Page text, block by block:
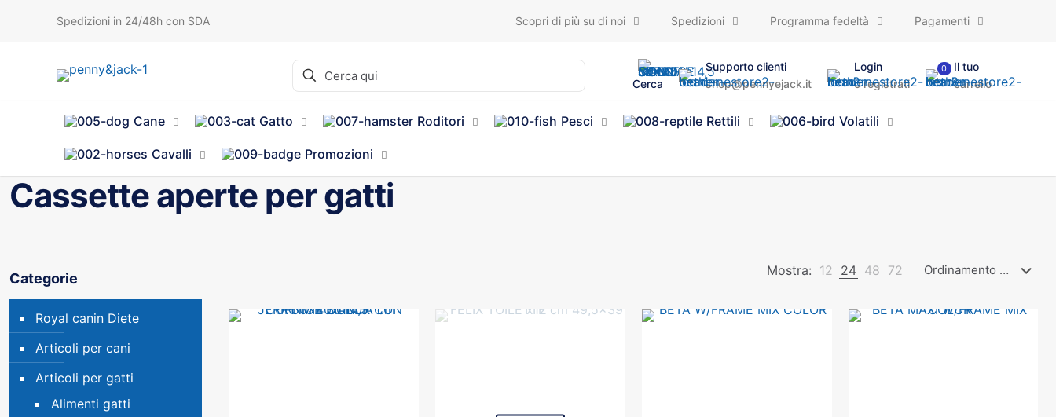
Spedizioni in 24/48h con SDA Scopri di più su di noi Spedizioni Programma fedeltà Pagamenti
Cerca
Supporto clienti
shop@pennyejack.it
Login
o registrati
0
Il tuo
carrello
Cane Gatto Roditori Pesci Rettili Volatili
Cavalli Promozioni
Cassette aperte per gatti
Categorie
Royal canin Diete
Articoli per cani
Articoli per gatti
Alimenti gatti
Mostra: 12 24 48 72